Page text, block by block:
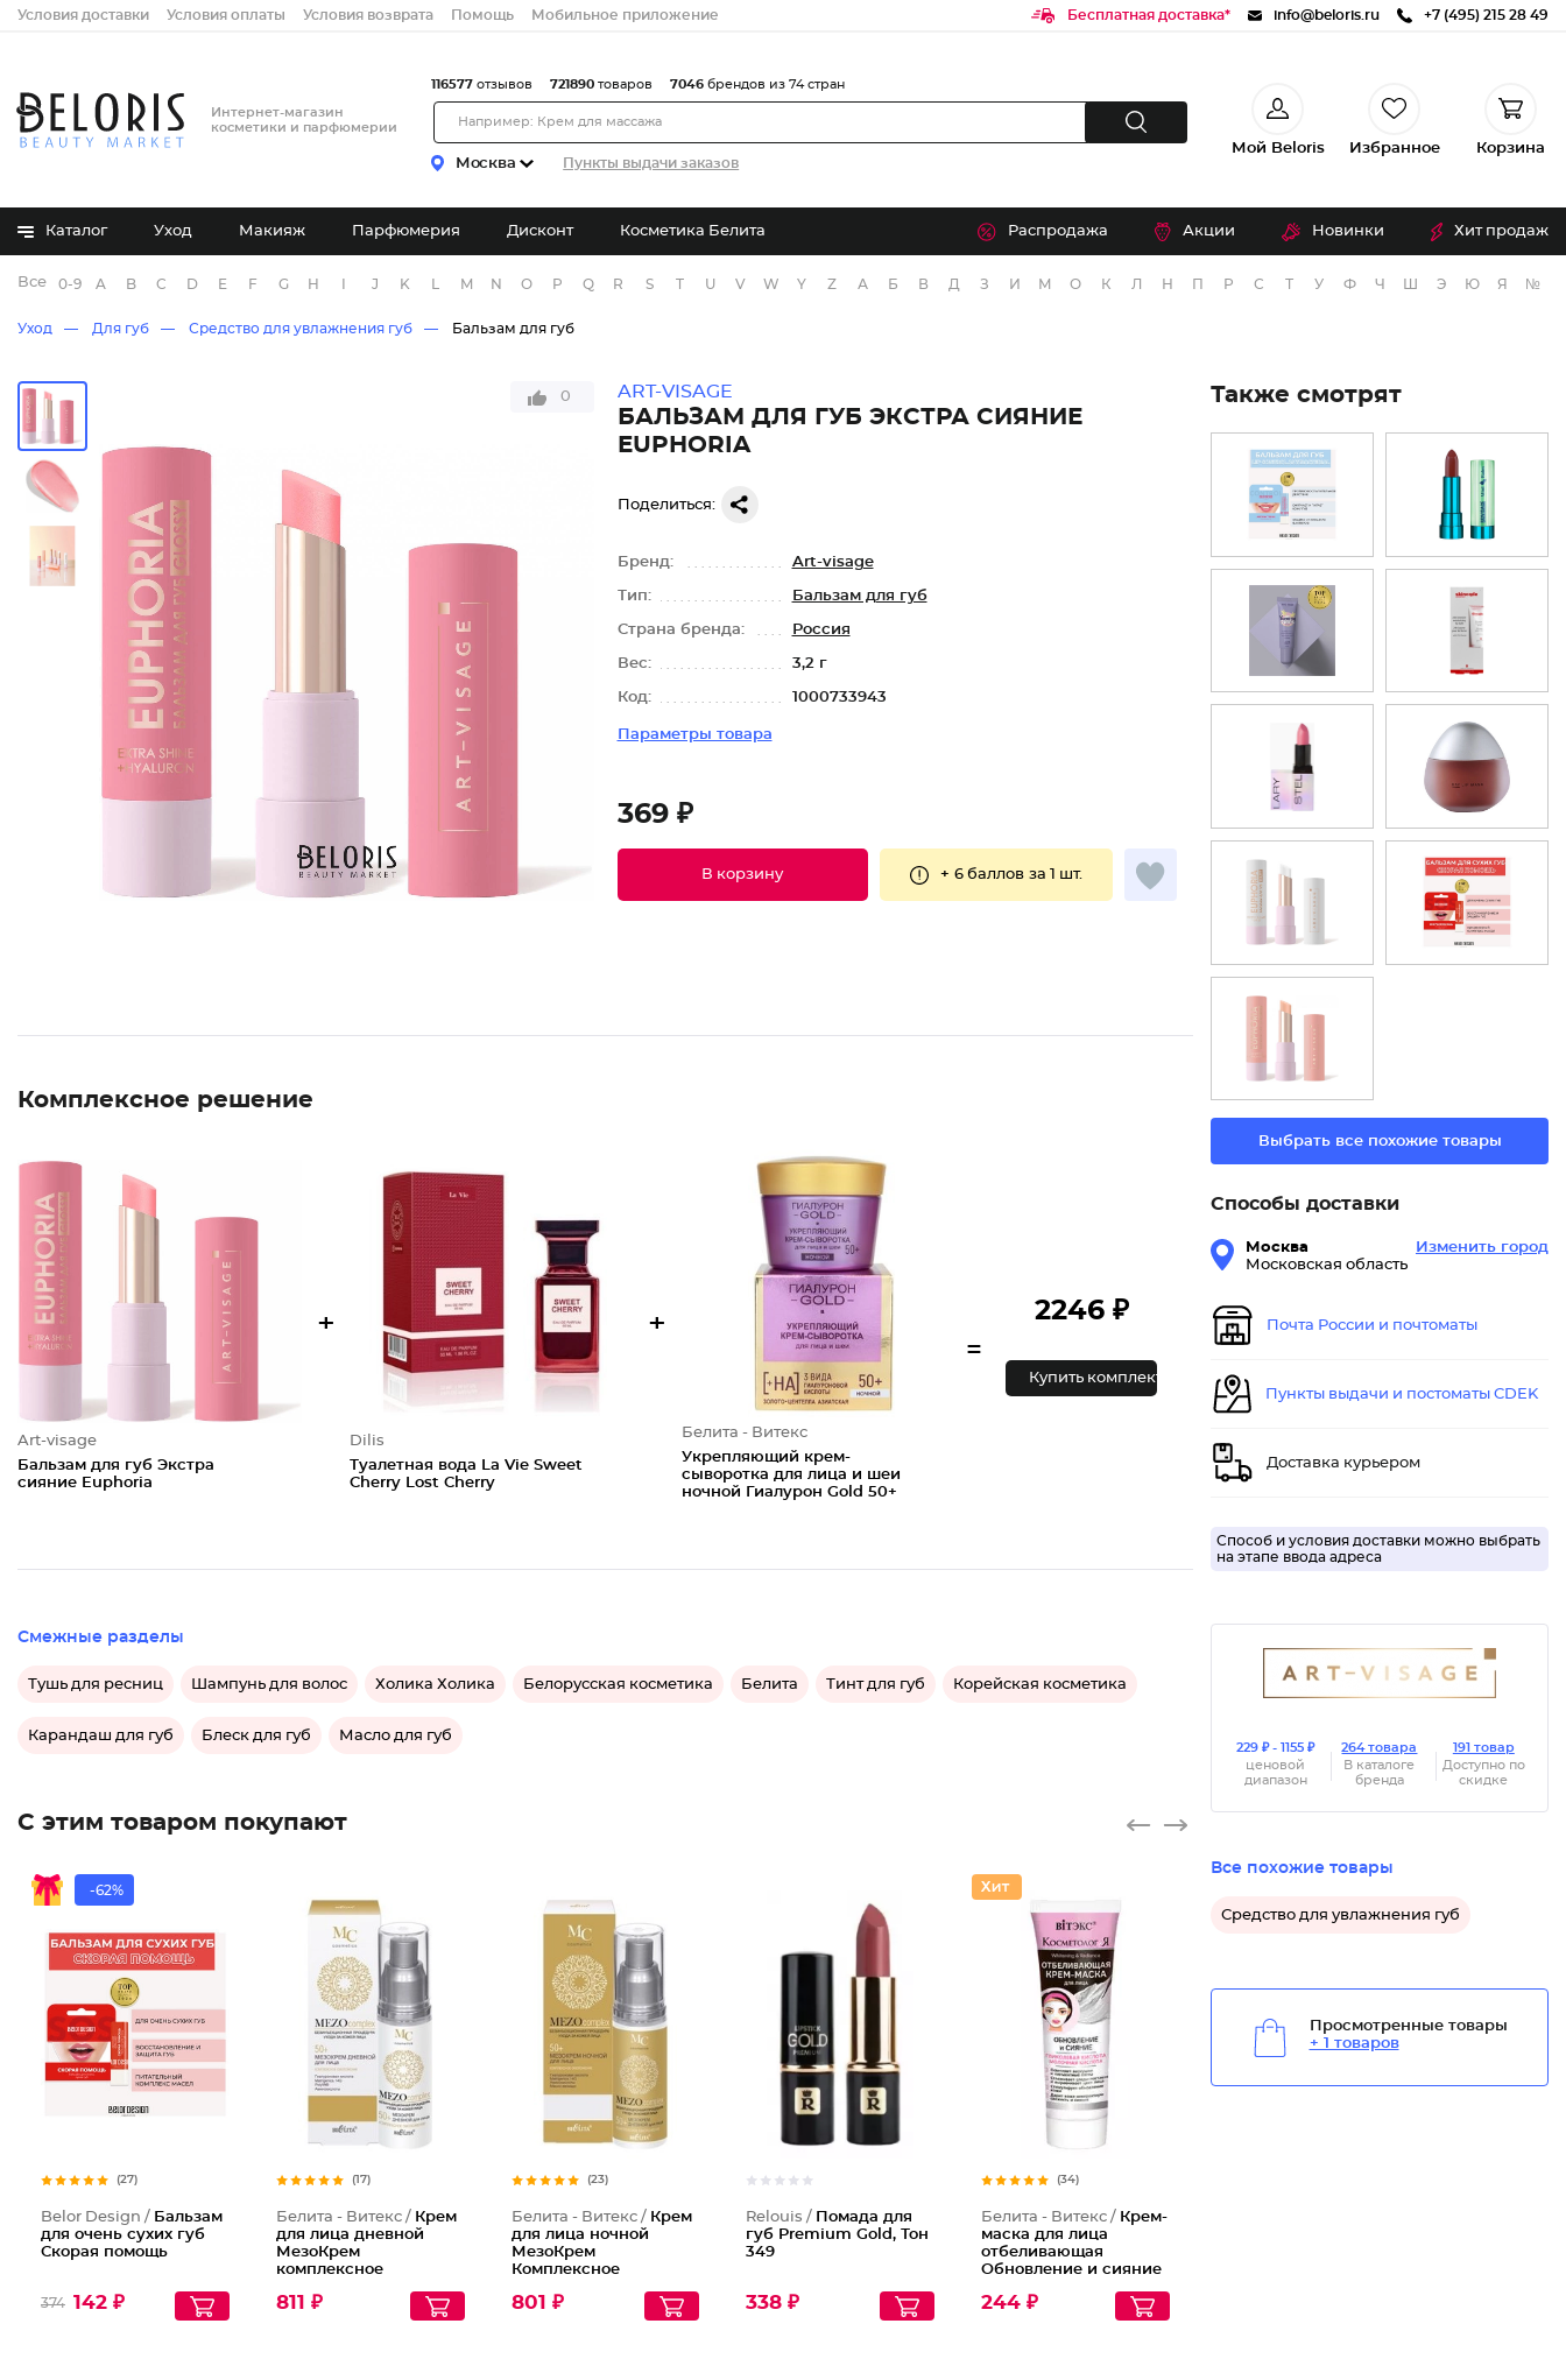
Условия доставки Условия оплаты Условия возврата Помощь Мобильное приложение Бесплатная доставка* info@beloris.ru +7 (495) 215 28 49
Интернет-магазин
косметики и парфюмерии
Москва Пункты выдачи заказов
116577 отзывов 721890 товаров 7046 брендов из 74 стран
Мой Beloris Избранное Корзина
Каталог Уход Макияж Парфюмерия Дисконт Косметика Белита Распродажа Акции Новинки Хит продаж
Все бренды
0-9 A B C D E F G H J K M N O P Q R S T U V W Y Z А Б В Д З И М О К Л Н П Р С Т У Ф Ч Э Ю Я №
Уход Для губ Средство для увлажнения губ Бальзам для губ
0 ART-VISAGE
БАЛЬЗАМ ДЛЯ ГУБ ЭКСТРА СИЯНИЕ
EUPHORIA
Поделиться:
Бренд: Art-visage
Тип: Бальзам для губ
Страна бренда: Россия
Вес: 3,2 г
Код: 1000733943
Параметры товара
369 ₽
В корзину + 6 баллов за 1 шт.
Комплексное решение
Art-visage
Бальзам для губ Экстра
сияние Euphoria
+
Dilis
Туалетная вода La Vie Sweet
Cherry Lost Cherry
+
Белита - Витекс
Укрепляющий крем-
сыворотка для лица и шеи
ночной Гиалурон Gold 50+
=
2246 ₽
Купить комплект
Смежные разделы
Тушь для ресниц Шампунь для волос Холика Холика Белорусская косметика Белита Тинт для губ Корейская косметика
Карандаш для губ Блеск для губ Масло для губ
С этим товаром покупают
-62%
(27)
Belor Design / Бальзам
для очень сухих губ
Скорая помощь
374 142 ₽
(17)
Белита - Витекс / Крем
для лица дневной
МезоКрем
комплексное
811 ₽
(23)
Белита - Витекс / Крем
для лица ночной
МезоКрем
Комплексное
801 ₽
Relouis / Помада для
губ Premium Gold, Тон
349
338 ₽
(34)
Белита - Витекс / Крем-
маска для лица
отбеливающая
Обновление и сияние
244 ₽
Также смотрят
Выбрать все похожие товары
Способы доставки
Москва
Московская область
Изменить город
Почта России и почтоматы
Пункты выдачи и постоматы CDEK
Доставка курьером
Способ и условия доставки можно выбрать
на этапе ввода адреса
229 ₽ - 1155 ₽
ценовой
диапазон
264 товара
В каталоге
бренда
191 товар
Доступно по
скидке
Все похожие товары
Средство для увлажнения губ
Просмотренные товары
+ 1 товаров